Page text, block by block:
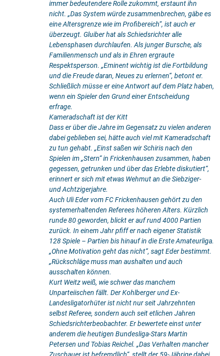
immer bedeutendere Rolle zukommt, erstaunt ihn
nicht. „Das System würde zusammenbrechen, gäbe es
eine Altersgrenze wie im Profibereich“, ist auch er
überzeugt. Gluiber hat als Schiedsrichter alle
Lebensphasen durchlaufen. Als junger Bursche, als
Familienmensch und als in Ehren ergraute
Respektsperson. „Eminent wichtig ist die Fortbildung
und die Freude daran, Neues zu erlernen“, betont er.
Schließlich müsse er eine Antwort auf dem Platz haben,
wenn ein Spieler den Grund einer Entscheidung
erfrage.
Kameradschaft ist der Kitt
Dass er über die Jahre im Gegensatz zu vielen anderen
dabei geblieben sei, hätte auch viel mit Kameradschaft
zu tun gehabt. „Einst saßen wir Schiris nach den
Spielen im „Stern“ in Frickenhausen zusammen, haben
gegessen, getrunken und über das Erlebte diskutiert“,
erinnert er sich mit etwas Wehmut an die Siebziger-
und Achtzigerjahre.
Auch Uli Eder vom FC Frickenhausen gehört zu den
systemerhaltenden Referees höheren Alters. Kürzlich
runde 80 geworden, blickt er auf rund 4000 Partien
zurück. In einem Jahr pfiff er nach eigener Statistik
128 Spiele – Partien bis hinauf in die Erste Amateurliga.
„Ohne Motivation geht das nicht“, sagt Eder bestimmt.
„Rückschläge muss man aushalten und auch
ausschalten können.
Kurt Weitz weiß, wie schwer das manchem
Unparteiischen fällt. Der Kohlberger und Ex-
Landesligatorhüter ist nicht nur seit Jahrzehnten
selbst Referee, sondern auch seit etlichen Jahren
Schiedsrichterbeobachter. Er bewertete einst unter
anderem die heutigen Bundesliga-Stars Martin
Petersen und Tobias Reichel. „Das Verhalten mancher